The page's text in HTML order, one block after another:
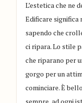
L’estetica che ne
Edificare
sapendo che
ci ripara. Lo stile
che riparano per
gorgo per un
cominciare. È